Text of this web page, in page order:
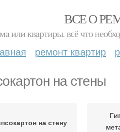
ВСЕ О
или квартиры. всё что
ремонт квартир
на стены
на стену